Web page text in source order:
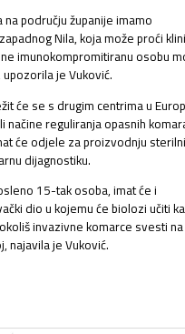
području županije imamo
Nila, koja može proći
imunokompromitiranu osobu
je Vuković.
će se s drugim centrima u
načine reguliranja opasnih
će odjele za proizvodnju
dijagnostiku.
15-tak osoba, imat će i
dio u kojemu će biolozi učiti
invazivne komarce svesti na
najavila je Vuković.